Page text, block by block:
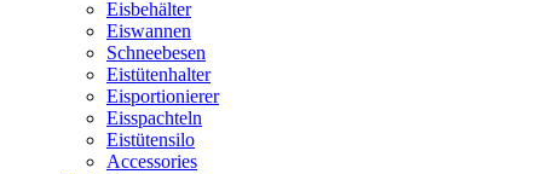
Eisbehälter
Eiswannen
Schneebesen
Eistütenhalter
Eisportionierer
Eisspachteln
Eistütensilo
Accessories